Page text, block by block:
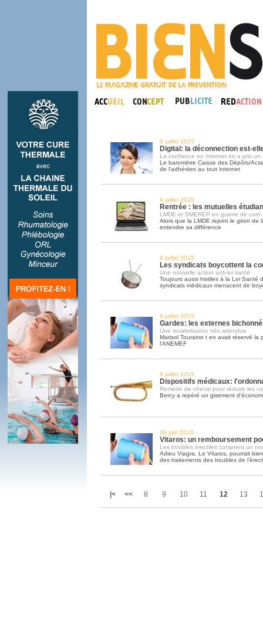
6 juillet 2015
Digital: la déconnection est-
La confiance en Internet en a pris un
Le baromètre Caisse des Dépôts/
de l'adhésion au tout Internet
6 juillet 2015
Rentrée : les mutuelles
LMDE et SMEREP en guerre de com’
Alors que la LMDE rejoint le giron de
entendre sa différence
6 juillet 2015
Les syndicats boycottent la
Une nouvelle action anti-loi santé
Toujours aussi histiles à la Loi Santé
syndicats médicaux menacent de
6 juillet 2015
Gardes: les externes
Une revalorisation très attendue
Marisol Touraine t en avait réservé la
l'ANEMEF
6 juillet 2015
Dispositifs médicaux:
Remède de cheval pour réduire les
Bercy a repéré un gisement
30 juin 2015
Vitaros: un remboursement
Les troubles érectiles comptent un
Adieu Viagra. Le Vitaros, pourrait
des traitements des troubles de
|< << 8 9 10 11 12 13